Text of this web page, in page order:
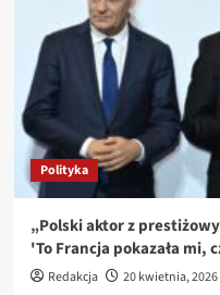
Polityka
„Polski aktor z
'To Francja pokazała mi,
Redakcja 20 kwietnia, 2026